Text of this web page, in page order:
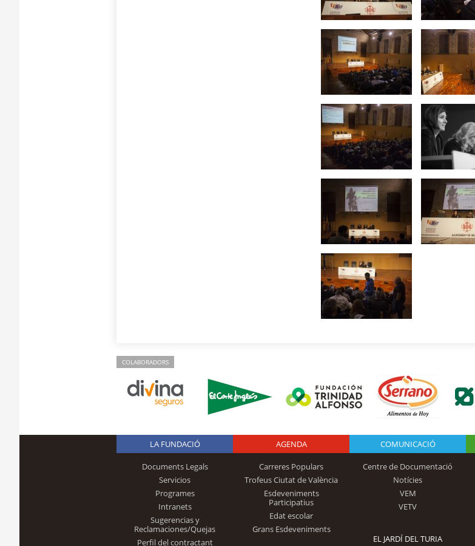
COLABORADORS
Logo Fundación
Trinidad Alfonso
LA FUNDACIÓ
Documents Legals
Servicios
Programes
Intranets
Sugerencias y
Reclamaciones/Quejas
Perfil del contractant
AGENDA
Carreres Populars
Trofeus Ciutat de València
Esdeveniments
Participatius
Edat escolar
Grans Esdeveniments
COMUNICACIÓ
Centre de Documentació
Notícies
VEM
VETV
EL JARDÍ DEL TURIA